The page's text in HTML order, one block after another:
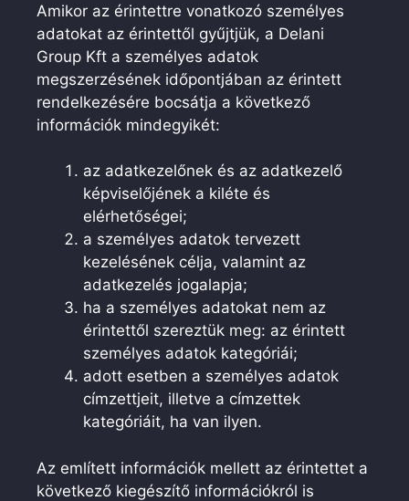
Amikor az érintettre vonatkozó személyes
adatokat az érintettől gyűjtjük, a Delani
Group Kft a személyes adatok
megszerzésének időpontjában az érintett
rendelkezésére bocsátja a következő
információk mindegyikét:
az adatkezelőnek és az adatkezelő
képviselőjének a kiléte és
elérhetőségei;
a személyes adatok tervezett
kezelésének célja, valamint az
adatkezelés jogalapja;
ha a személyes adatokat nem az
érintettől szereztük meg: az érintett
személyes adatok kategóriái;
adott esetben a személyes adatok
címzettjeit, illetve a címzettek
kategóriáit, ha van ilyen.
Az említett információk mellett az érintettet a
következő kiegészítő információkról is